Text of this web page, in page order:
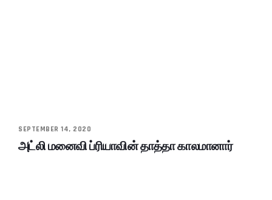
SEPTEMBER 14, 2020
அட்லி மனைவி ப்ரியாவின் தாத்தா காலமானார்